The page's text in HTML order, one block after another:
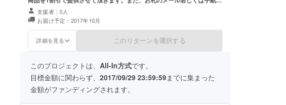
書かせて頂きます。
支援者：0人
お届け予定：2017年10月
詳細を見る このリターンを選択する
このプロジェクトは、 All-In方式です。
目標金額に関わらず、 2017/09/29 23:59:59までに集まった
金額がファンディングされます。